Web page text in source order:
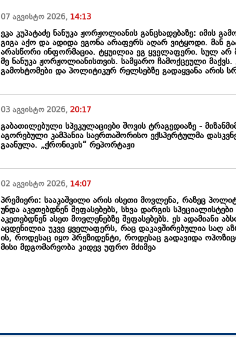
07 აგვისტო 2026, 14:13
ეკა კუპატაძე ნანუკა ჟორჟოლიანის განცხადებაზე: იმის
გიგა აქო და ადიდა ეგონა არაფერს აღარ ვიტყოდი. მან
არასწორი ინფორმაცია. ტყუილია ეგ ყველაფერი. სულ არ
მე ნანუკა ჟორჟოლიანისთვის. სამყარო ჩამოქცეული მაქვს.
გამოხტომები და პოლიტიკურ რელსებზე გადაყვანა არის
03 აგვისტო 2026, 20:17
გაბათილებული სპეკულაციები შოვის ტრაგედიაზე -
აგორებული კამპანია საერთაშორისო ექსპერტულმა
გაანულა. „ქრონიკის“ რეპორტაჟი
02 აგვისტო 2026, 14:07
პრემიერი: სააკაშვილი არის ისეთი მოვლენა, რაზეც
უნდა აკეთებდნენ შეფასებებს, სხვა დარგის
აკეთებდნენ ასეთ მოვლენებზე შეფასებებს. ეს ადამიანი
აცდენილია უკვე ყველაფერს, რაც დაკავშირებულია საღ
ის, როდესაც იყო პრეზიდენტი, როდესაც გადავიდა
მისი მდგომარეობა კიდევ უფრო მძიმეა